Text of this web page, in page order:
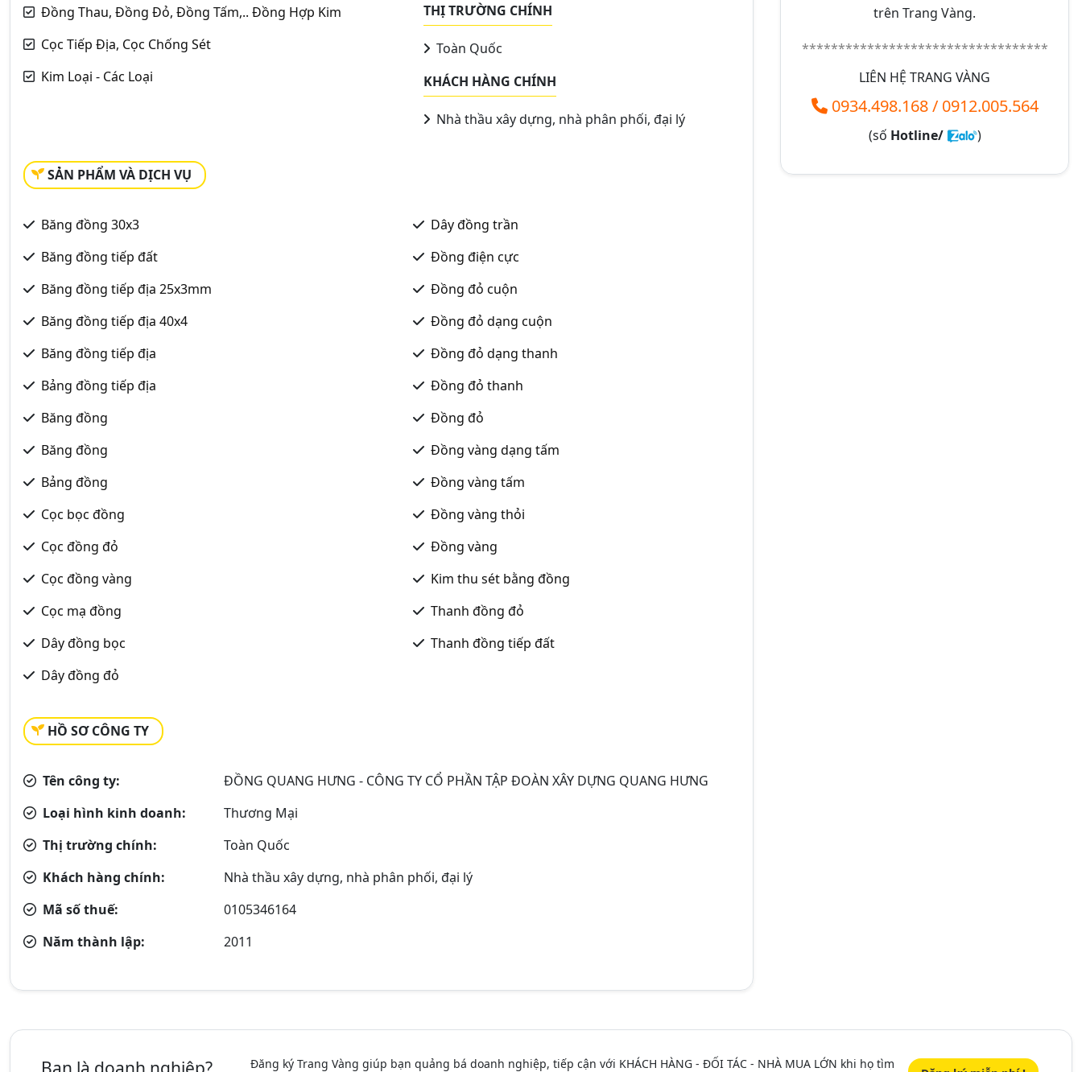
Đồng Thau, Đồng Đỏ, Đồng Tấm,.. Đồng Hợp Kim
Cọc Tiếp Địa, Cọc Chống Sét
Kim Loại - Các Loại
THỊ TRƯỜNG CHÍNH
Toàn Quốc
KHÁCH HÀNG CHÍNH
Nhà thầu xây dựng, nhà phân phối, đại lý
SẢN PHẨM VÀ DỊCH VỤ
Băng đồng 30x3
Băng đồng tiếp đất
Băng đồng tiếp địa 25x3mm
Băng đồng tiếp địa 40x4
Băng đồng tiếp địa
Bảng đồng tiếp địa
Băng đồng
Băng đồng
Bảng đồng
Cọc bọc đồng
Cọc đồng đỏ
Cọc đồng vàng
Cọc mạ đồng
Dây đồng bọc
Dây đồng đỏ
Dây đồng trần
Đồng điện cực
Đồng đỏ cuộn
Đồng đỏ dạng cuộn
Đồng đỏ dạng thanh
Đồng đỏ thanh
Đồng đỏ
Đồng vàng dạng tấm
Đồng vàng tấm
Đồng vàng thỏi
Đồng vàng
Kim thu sét bằng đồng
Thanh đồng đỏ
Thanh đồng tiếp đất
HỒ SƠ CÔNG TY
Tên công ty:
ĐỒNG QUANG HƯNG - CÔNG TY CỔ PHẦN TẬP ĐOÀN XÂY DỰNG QUANG HƯNG
Loại hình kinh doanh:
Thương Mại
Thị trường chính:
Toàn Quốc
Khách hàng chính:
Nhà thầu xây dựng, nhà phân phối, đại lý
Mã số thuế:
0105346164
Năm thành lập:
2011
trên Trang Vàng.
**********************************
LIÊN HỆ TRANG VÀNG
0934.498.168/ 0912.005.564
(số Hotline/ )
Đăng ký Trang Vàng giúp bạn quảng bá doanh nghiệp, tiếp cận với KHÁCH HÀNG - ĐỐI TÁC - NHÀ MUA LỚN khi họ tìm